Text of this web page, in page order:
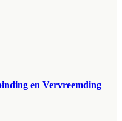
en Vervreemding